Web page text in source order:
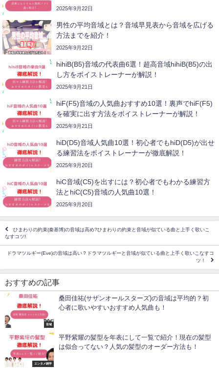
2025年9月22日
男性の平均音域とは？音域早見表から音域を広げる
方法までを紹介！
2025年9月22日
hihiB(B5)音域の代表曲6選！超高音域hihiB(B5)の出
し方をボイストレーナーが解説！
2025年9月21日
hiF(F5)音域の人気曲おすすめ10選！裏声でhiF(F5)
を確実に出す方法をボイストレーナーが解説！
2025年9月21日
hiD(D5)音域人気曲10選！初心者でもhiD(D5)が出せ
る練習法をボイストレーナーが徹底解説！
2025年9月20日
hiC音域(C5)を出すには？初心者でもわかる練習方
法とhiC(C5)音域の人気曲10選！
2025年9月20日
ひまわりの約束(秦基博)の音域は高め?ひまわりの約束と音域が似ている曲と上手く歌いこ
なすコツ!
ドラマツルギー(Eve)の音域は高い？ドラマツルギーと音域が似ている曲と上手く歌いこなすコ
ツ！
おすすめの記事
音域
桑田佳祐(サザンオールスターズ)の音域は平均的？初
心者に歌いやすいおすすめ人気曲も！
エンタメ雑学
平野紫耀の髪型を年表にして一覧で紹介！現在の髪型
は似合ってない？人気の髪型のオーダー方法も！